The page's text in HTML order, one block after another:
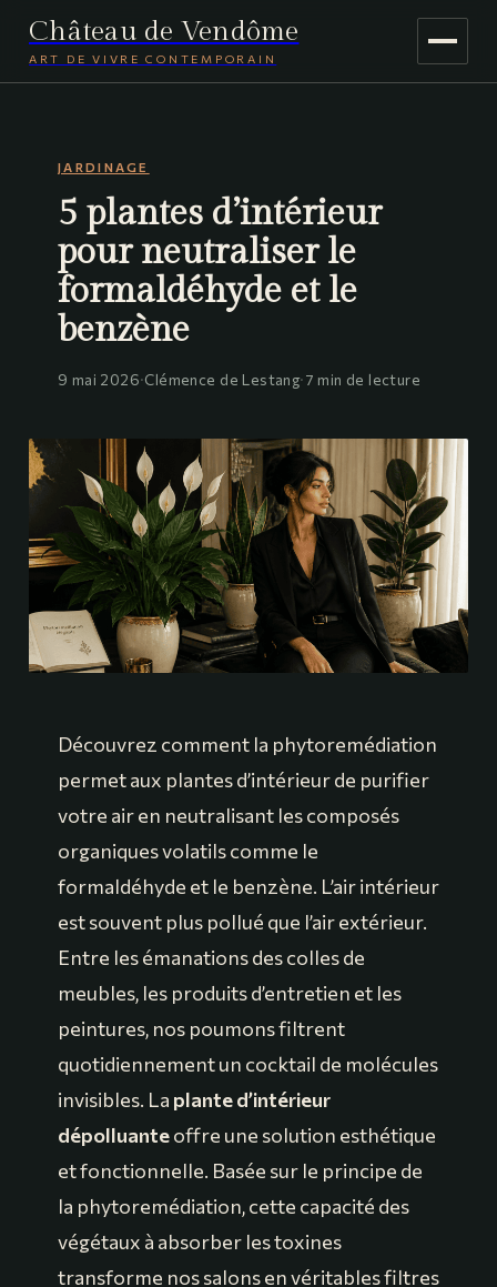
Château de Vendôme
ART DE VIVRE CONTEMPORAIN
JARDINAGE
VOYAGE
JARDINAGE
5 plantes d’intérieur
pour neutraliser le
formaldéhyde et le
benzène
9 mai 2026·Clémence de Lestang·7 min de lecture
Découvrez comment la phytoremédiation
permet aux plantes d’intérieur de purifier
votre air en neutralisant les composés
organiques volatils comme le
formaldéhyde et le benzène. L’air intérieur
est souvent plus pollué que l’air extérieur.
Entre les émanations des colles de
meubles, les produits d’entretien et les
peintures, nos poumons filtrent
quotidiennement un cocktail de molécules
invisibles. La plante d’intérieur
dépolluanteoffre une solution esthétique
et fonctionnelle. Basée sur le principe de
la phytoremédiation, cette capacité des
végétaux à absorber les toxines
transforme nos salons en véritables filtres